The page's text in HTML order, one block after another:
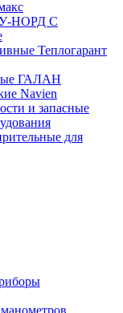
НОРД С
Теплогарант
ГАЛАН
Navien
и запасные
для